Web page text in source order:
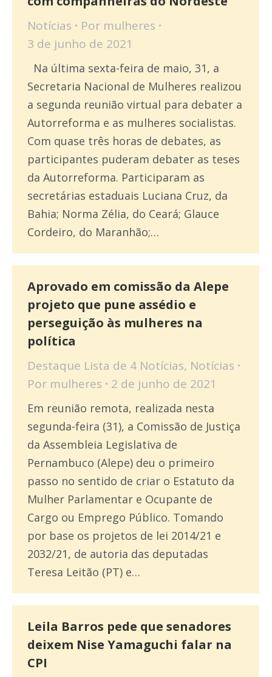
Notícias Por mulheres
3 de junho de 2021
Na última sexta-feira de maio, 31, a
Secretaria Nacional de Mulheres realizou
a segunda reunião virtual para debater a
Autorreforma e as mulheres socialistas.
Com quase três horas de debates, as
participantes puderam debater as teses
da Autorreforma. Participaram as
secretárias estaduais Luciana Cruz, da
Bahia; Norma Zélia, do Ceará; Glauce
Cordeiro, do Maranhão;…
Aprovado em comissão da Alepe
projeto que pune assédio e
perseguição às mulheres na
política
Destaque Lista de 4 Notícias, Notícias
Por mulheres 2 de junho de 2021
Em reunião remota, realizada nesta
segunda-feira (31), a Comissão de Justiça
da Assembleia Legislativa de
Pernambuco (Alepe) deu o primeiro
passo no sentido de criar o Estatuto da
Mulher Parlamentar e Ocupante de
Cargo ou Emprego Público. Tomando
por base os projetos de lei 2014/21 e
2032/21, de autoria das deputadas
Teresa Leitão (PT) e…
Leila Barros pede que senadores
deixem Nise Yamaguchi falar na
CPI